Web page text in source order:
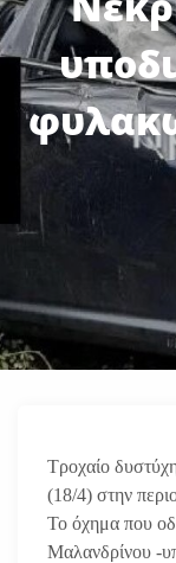
Τροχαίο
(18/4) στην
Το όχημα που
Μαλανδρίνου -